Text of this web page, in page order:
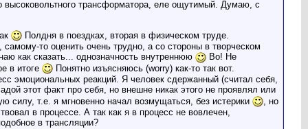
высоковольтного трансформатора, еле ощутимый. Думаю, с
Полдня в поездках, вторая в физическом труде.
то оценить очень трудно, а со стороны в творческом
как сказать... однозначность внутреннюю
Во! Не
в итоге
Понятно изъясняюсь (worry) как-то так вот.
эмоциональных реакций. Я человек сдержанный (считал себя,
этот факт про себя, но внешне никак этого не проявлял или
силу, т.е. я мгновенно начал возмущаться, без истерики
, но
в процессе. А так как я в процесс не вовлечен,
в трансляции?